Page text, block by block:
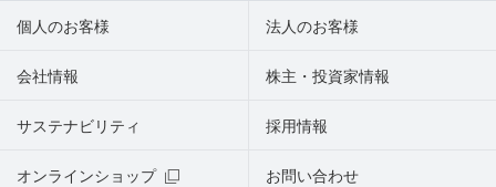
個人のお客様 法人のお客様
会社情報 株主・投資家情報
サステナビリティ
オンラインショップ お問い合わせ
採用情報